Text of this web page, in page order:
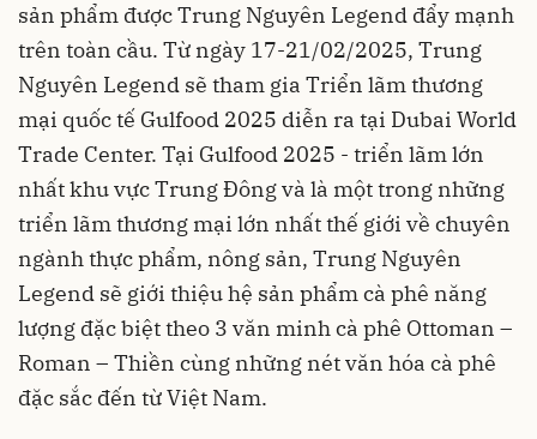
sản phẩm được Trung Nguyên Legend đẩy mạnh
trên toàn cầu. Từ ngày 17-21/02/2025, Trung
Nguyên Legend sẽ tham gia Triển lãm thương
mại quốc tế Gulfood 2025 diễn ra tại Dubai World
Trade Center. Tại Gulfood 2025 - triển lãm lớn
nhất khu vực Trung Đông và là một trong những
triển lãm thương mại lớn nhất thế giới về chuyên
ngành thực phẩm, nông sản, Trung Nguyên
Legend sẽ giới thiệu hệ sản phẩm cà phê năng
lượng đặc biệt theo 3 văn minh cà phê Ottoman –
Roman – Thiền cùng những nét văn hóa cà phê
đặc sắc đến từ Việt Nam.